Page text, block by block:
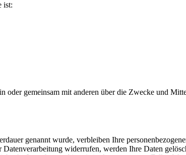
ist:
oder gemeinsam mit anderen über die Zwecke und
genannt wurde, verbleiben Ihre
widerrufen, werden Ihre Daten